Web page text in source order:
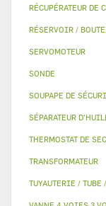
RÉCUPÉRATEUR DE
RÉSERVOIR /
SERVOMOTEUR
SONDE
SOUPAPE DE
SÉPARATEUR
THERMOSTAT DE
TRANSFORMATEUR
TUYAUTERIE / TUBE